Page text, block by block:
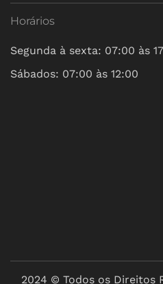
Horários
Segunda à sexta: 07:00 às
Sábados: 07:00 às 12:00
2024 © Todos os Direitos